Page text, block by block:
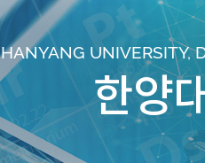
HANYANG UNIVERSITY,
한양